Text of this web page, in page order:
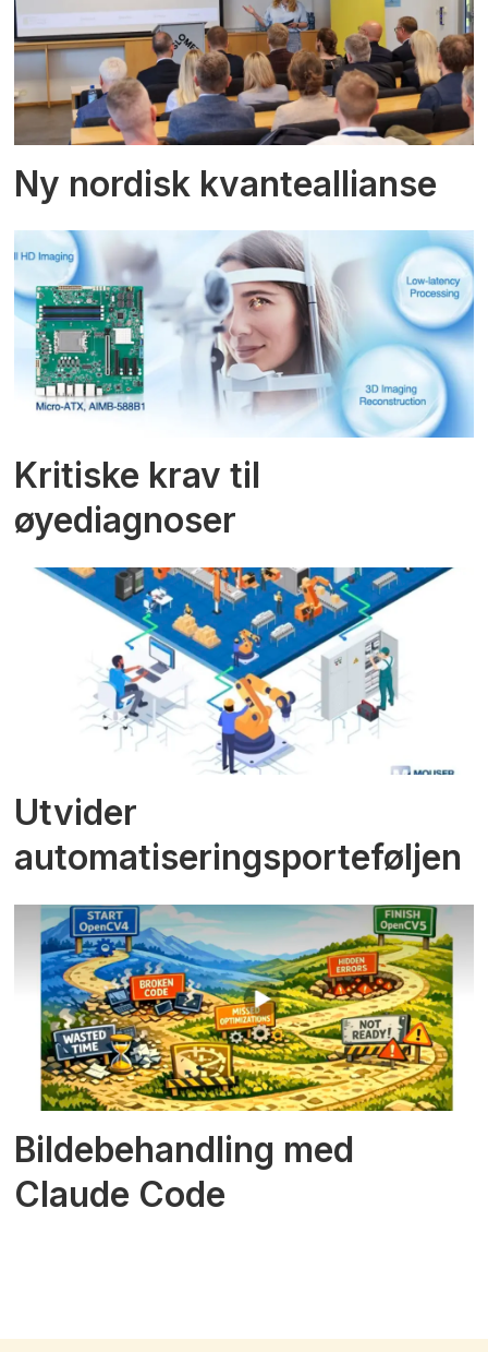
Ny nordisk kvanteallianse
Kritiske krav til
øyediagnoser
Utvider
automatiseringsporteføljen
Bildebehandling med
Claude Code